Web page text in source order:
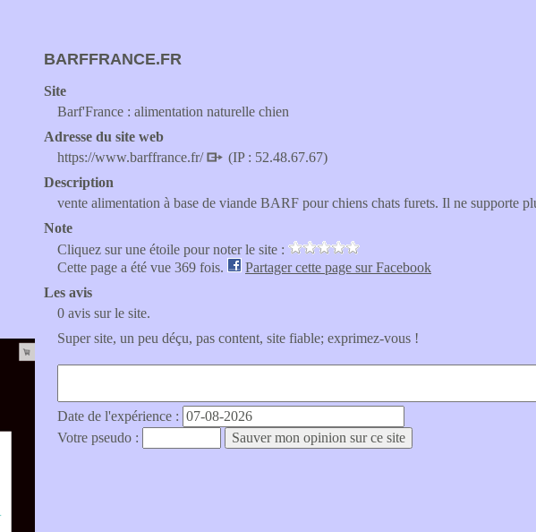
BARFFRANCE.FR
Site
Barf'France : alimentation naturelle chien
Adresse du site web
https://www.barffrance.fr/
(IP : 52.48.67.67)
Description
vente alimentation à base de viande BARF pour chiens chats furets. Il ne supporte
Note
Cliquez sur une étoile pour noter le site :
Cette page a été vue 369 fois.
Partager cette page sur Facebook
Les avis
0 avis sur le site.
Super site, un peu déçu, pas content, site fiable; exprimez-vous !
Date de l'expérience :
Votre pseudo :